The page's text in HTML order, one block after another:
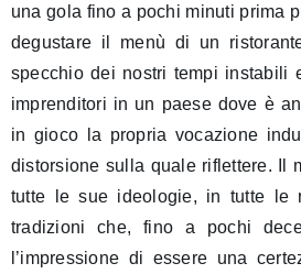
una gola fino a pochi minuti prima
degustare il menù di un
specchio dei nostri tempi instabili
imprenditori in un paese dove è
in gioco la propria vocazione
distorsione sulla quale riflettere. Il
tutte le sue ideologie, in tutte le
tradizioni che, fino a pochi
l’impressione di essere una